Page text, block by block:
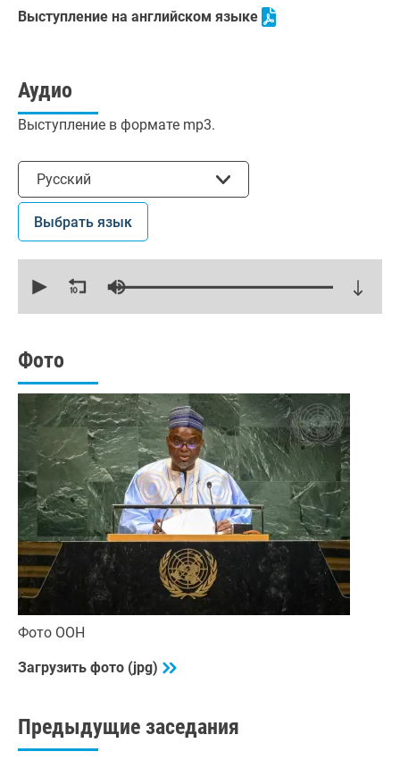
Выступление на английском языке
Аудио
Выступление в формате mp3.
Русский
Выбрать язык
seconds
seconds
Фото
Фото ООН
Загрузить фото (jpg)
Предыдущие заседания